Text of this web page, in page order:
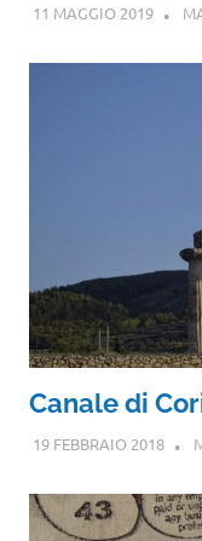
11 MAGGIO 2019
Canale di
19 FEBBRAIO 2018